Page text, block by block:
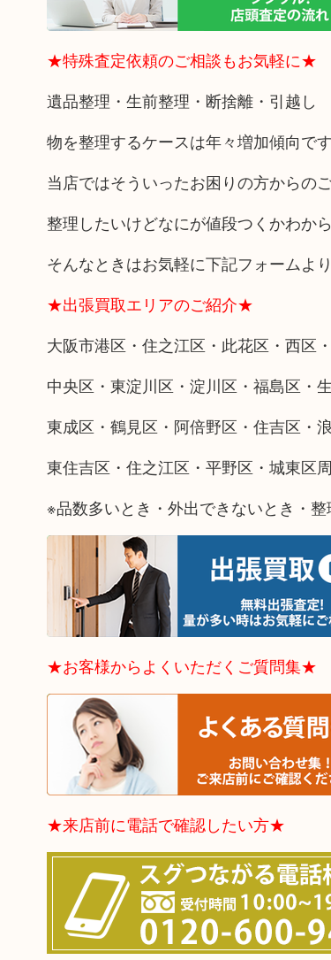
★特殊査定依頼のご相談もお気軽に★
遺品整理・生前整理・断捨離・引越し
物を整理するケースは年々増加傾向です
当店ではそういったお困りの方からの
整理したいけどなにが値段つくかわか
そんなときはお気軽に下記フォームよ
★出張買取エリアのご紹介★
大阪市港区・住之江区・此花区・西区
中央区・東淀川区・淀川区・福島区・
東成区・鶴見区・阿倍野区・住吉区・
東住吉区・住之江区・平野区・城東区
※品数多いとき・外出できないとき・
★お客様からよくいただくご質問集★
★来店前に電話で確認したい方★